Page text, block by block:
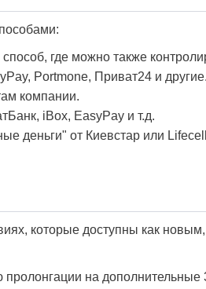
где можно также
Portmone, Приват24 и другие.
компании.
iBox, EasyPay и т.д.
деньги" от Киевстар или
которые доступны как
на дополнительные